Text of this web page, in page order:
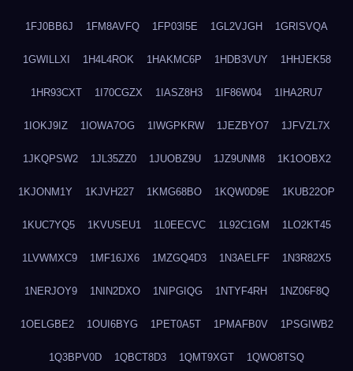
1FJ0BB6J 1FM8AVFQ 1FP03I5E 1GL2VJGH 1GRISVQA
1GWILLXI 1H4L4ROK 1HAKMC6P 1HDB3VUY 1HHJEK58
1HR93CXT 1I70CGZX 1IASZ8H3 1IF86W04 1IHA2RU7
1IOKJ9IZ 1IOWA7OG 1IWGPKRW 1JEZBYO7 1JFVZL7X
1JKQPSW2 1JL35ZZ0 1JUOBZ9U 1JZ9UNM8 1K1OOBX2
1KJONM1Y 1KJVH227 1KMG68BO 1KQW0D9E 1KUB22OP
1KUC7YQ5 1KVUSEU1 1L0EECVC 1L92C1GM 1LO2KT45
1LVWMXC9 1MF16JX6 1MZGQ4D3 1N3AELFF 1N3R82X5
1NERJOY9 1NIN2DXO 1NIPGIQG 1NTYF4RH 1NZ06F8Q
1OELGBE2 1OUI6BYG 1PET0A5T 1PMAFB0V 1PSGIWB2
1Q3BPV0D 1QBCT8D3 1QMT9XGT 1QWO8TSQ